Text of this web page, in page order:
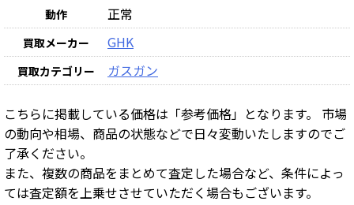
動作 正常
買取メーカー GHK
買取カテゴリー ガスガン
こちらに掲載している価格は「参考価格」となります。 市場
の動向や相場、商品の状態などで日々変動いたしますのでご
了承ください。
また、複数の商品をまとめて査定した場合など、条件によっ
ては査定額を上乗せさせていただく場合もございます。